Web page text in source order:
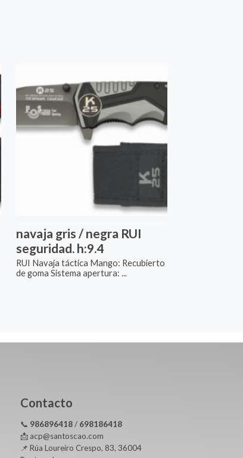
navaja gris / negra RUI
seguridad. h:9.4
RUI Navaja táctica Mango: Recubierto
de goma Sistema apertura: ...
Contacto
📞 986896418/ 698186418
📩 acp@santoscao.com
📌 Rúa Loureiro Crespo, 83, 36004